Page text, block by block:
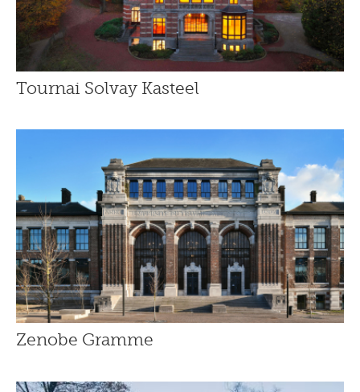
Tournai Solvay Kasteel
Zenobe Gramme